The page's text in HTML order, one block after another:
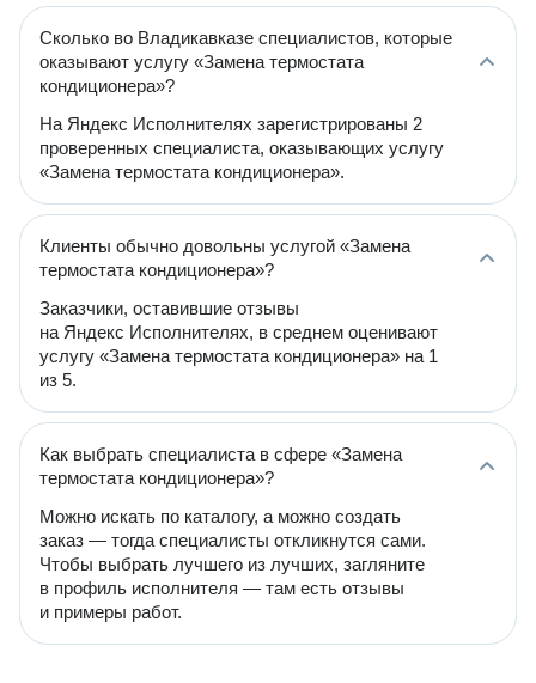
Сколько во Владикавказе специалистов, которые
оказывают услугу «Замена термостата
кондиционера»?
На Яндекс Исполнителях зарегистрированы 2
проверенных специалиста, оказывающих услугу
«Замена термостата кондиционера».
Клиенты обычно довольны услугой «Замена
термостата кондиционера»?
Заказчики, оставившие отзывы
на Яндекс Исполнителях, в среднем оценивают
услугу «Замена термостата кондиционера» на 1
из 5.
Как выбрать специалиста в сфере «Замена
термостата кондиционера»?
Можно искать по каталогу, а можно создать
заказ — тогда специалисты откликнутся сами.
Чтобы выбрать лучшего из лучших, загляните
в профиль исполнителя — там есть отзывы
и примеры работ.